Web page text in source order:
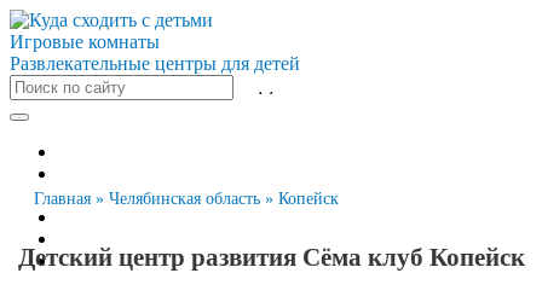
Игровые комнаты
Развлекательные центры для детей
Санкт-Петербург
Казань
Главная » Челябинская область » Копейск
Детский центр развития Сёма клуб Копейск